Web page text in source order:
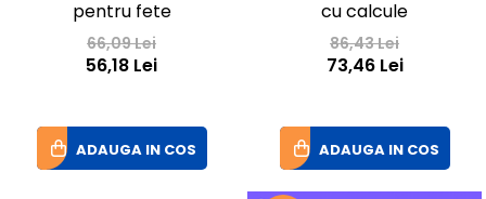
pentru fete
66,09 Lei
56,18 Lei
ADAUGA IN COS
cu calcule
86,43 Lei
73,46 Lei
ADAUGA IN COS